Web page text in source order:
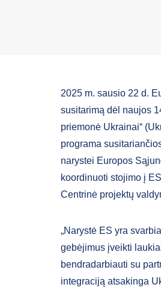
2025 m. sausio 22 d.
susitarimą dėl naujos
priemonė Ukrainai“
programa
narystei Europos
koordinuoti stojimo į
Centrinė projektų
„Narystė ES yra
gebėjimus įveikti
bendradarbiauti su
integraciją atsakinga